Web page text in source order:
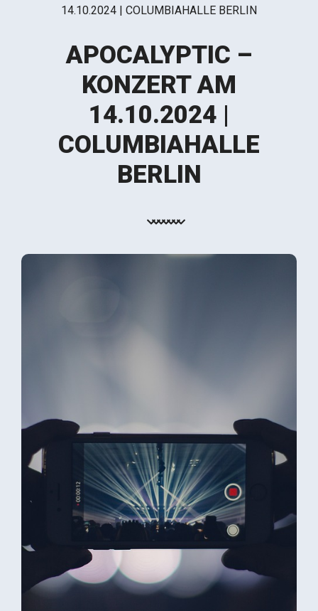
14.10.2024 | COLUMBIAHALLE BERLIN
APOCALYPTIC –
KONZERT AM
14.10.2024 |
COLUMBIAHALLE
BERLIN